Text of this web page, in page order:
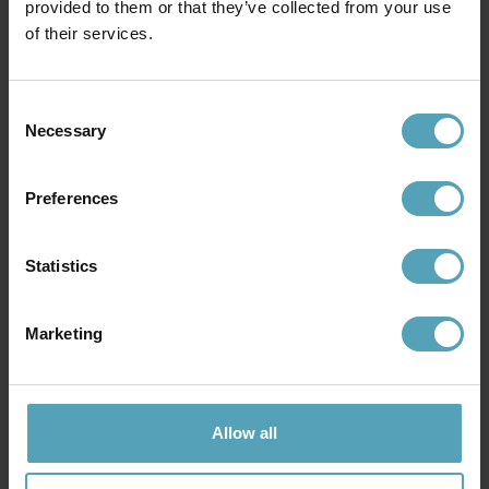
provided to them or that they’ve collected from your use
of their services.
Selection
Necessary
Preferences
Statistics
Marketing
Allow all
990 kr
Rek. 1 119 kr
599 kr
KAMPANJ